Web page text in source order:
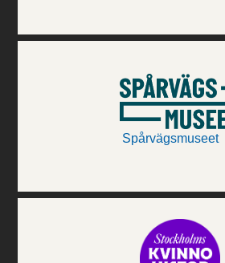
Spårvägsmuseet